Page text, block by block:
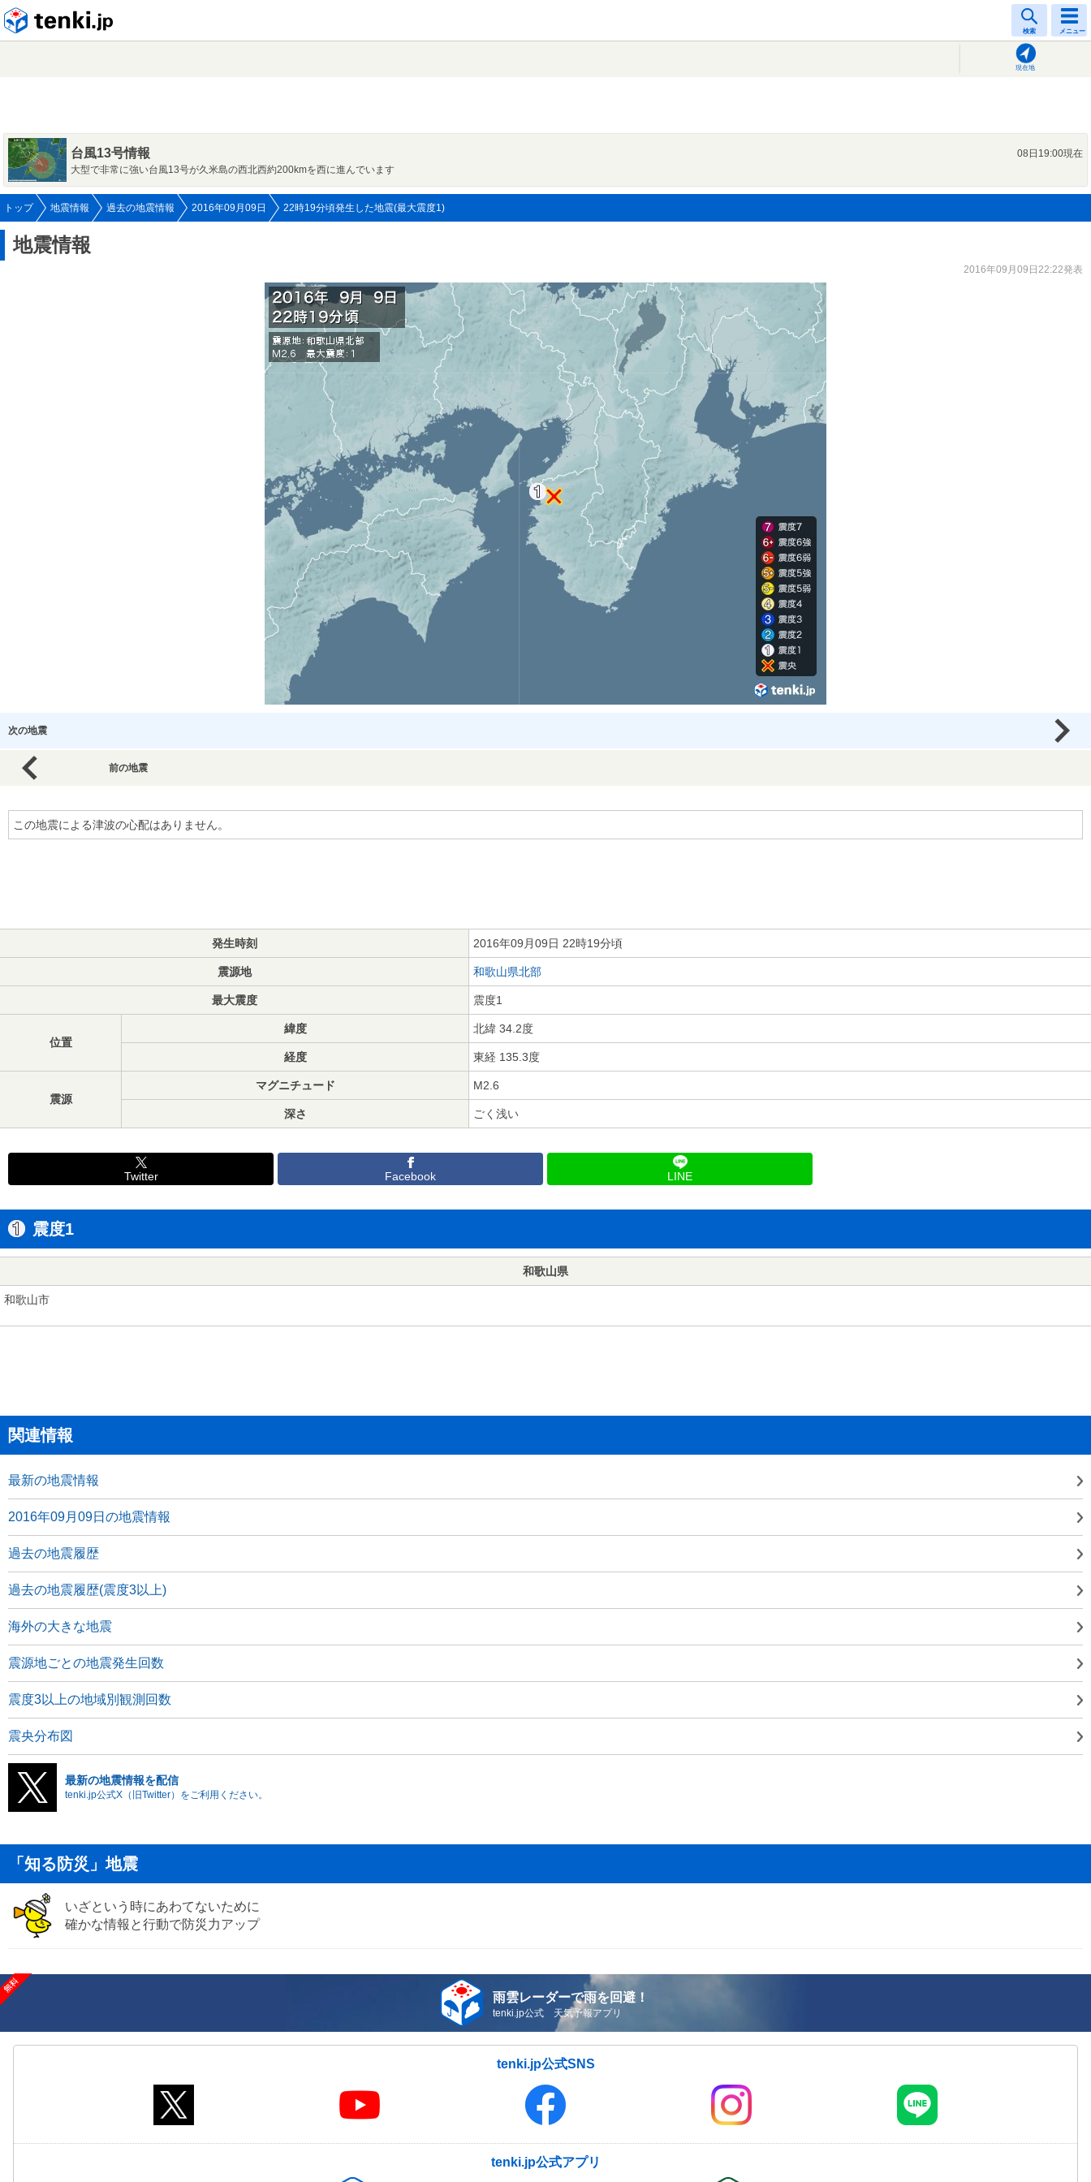
検索 メニュー
現在地
台風13号情報
08日19:00現在
大型で非常に強い台風13号が久米島の西北西約200kmを西に進んでいます
トップ 地震情報 過去の地震情報 2016年09月09日 22時19分頃発生した地震(最大震度1)
地震情報
2016年09月09日22:22発表
次の地震
前の地震
この地震による津波の心配はありません。
発生時刻 2016年09月09日 22時19分頃
震源地 和歌山県北部
最大震度 震度1
位置
緯度 北緯 34.2度
経度 東経 135.3度
震源
マグニチュード M2.6
深さ ごく浅い
Twitter Facebook LINE
震度1
和歌山県
和歌山市
関連情報
最新の地震情報
2016年09月09日の地震情報
過去の地震履歴
過去の地震履歴(震度3以上)
海外の大きな地震
震源地ごとの地震発生回数
震度3以上の地域別観測回数
震央分布図
最新の地震情報を配信
tenki.jp公式X（旧Twitter）をご利用ください。
「知る防災」地震
いざという時にあわてないために
確かな情報と行動で防災力アップ
雨雲レーダーで雨を回避！
tenki.jp公式 天気予報アプリ
tenki.jp公式SNS
tenki.jp公式アプリ